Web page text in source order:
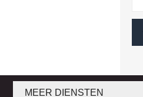
MEER DIENSTEN